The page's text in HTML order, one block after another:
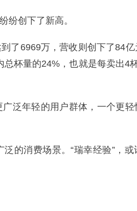
纷创下了新高。
了6969万，营收则创下了84
杯量的24%，也就是每卖出4
泛年轻的用户群体，一个更
的消费场景。“瑞幸经验”，